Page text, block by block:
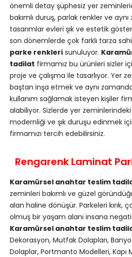
önemli detay şüphesiz yer
bakımlı duruş, parlak renkler ve
tasarımlar evleri şık ve estetik
son dönemlerde çok farklı tarza
parke renkleri sunuluyor.
tadilat firmamız bu ürünleri sizler
proje ve çalışma ile tasarlıyor. Yer
baştan inşa etmek ve aynı
kullanım sağlamak isteyen kişiler
alabiliyor. Sizlerde yer
modernliği ve şık duruşu edinmek
firmamızı tercih edebilirsiniz.
Rengarenk Laminat
Karamürsel anahtar teslim
zeminleri bakımlı ve güzel
alan haline dönüşür. Parkeleri kırık,
olmuş bir yaşam alanı insana
Karamürsel anahtar teslim
Dekorasyon, Mutfak Dolapları,
Dolaplar, Portmanto Modelleri, Kapı